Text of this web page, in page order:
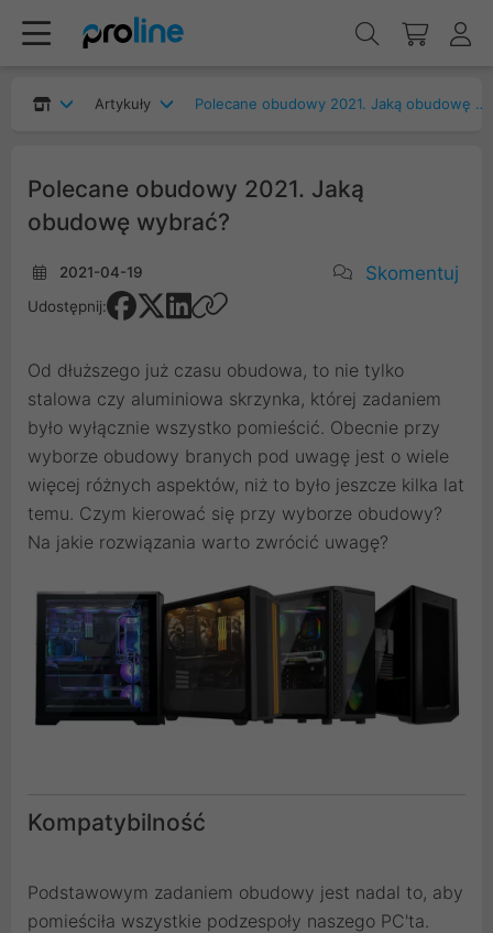
Artykuły Polecane obudowy 2021. Jaką obudowę wybrać?
Polecane obudowy 2021. Jaką
obudowę wybrać?
2021-04-19 Skomentuj
Udostępnij:
Od dłuższego już czasu obudowa, to nie tylko
stalowa czy aluminiowa skrzynka, której zadaniem
było wyłącznie wszystko pomieścić. Obecnie przy
wyborze obudowy branych pod uwagę jest o wiele
więcej różnych aspektów, niż to było jeszcze kilka lat
temu. Czym kierować się przy wyborze obudowy?
Na jakie rozwiązania warto zwrócić uwagę?
Kompatybilność
Podstawowym zadaniem obudowy jest nadal to, aby
pomieściła wszystkie podzespoły naszego PC'ta.